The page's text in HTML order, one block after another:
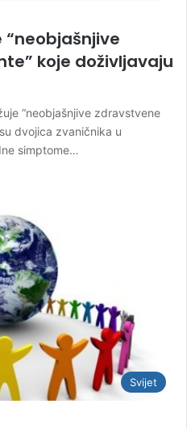
“neobjašnjive
koje doživljavaju
“neobjašnjive zdravstvene
dvojica zvaničnika u
simptome…
Svijet